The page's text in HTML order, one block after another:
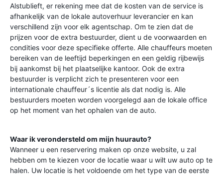
Alstublieft, er rekening mee dat de kosten van de service is
afhankelijk van de lokale autoverhuur leverancier en kan
verschillend zijn voor elk agentschap. Om te zien dat de
prijzen voor de extra bestuurder, dient u de voorwaarden en
condities voor deze specifieke offerte. Alle chauffeurs moeten
bereiken van de leeftijd beperkingen en een geldig rijbewijs
bij aankomst bij het plaatselijke kantoor. Ook de extra
bestuurder is verplicht zich te presenteren voor een
internationale chauffeur´s licentie als dat nodig is. Alle
bestuurders moeten worden voorgelegd aan de lokale office
op het moment van het ophalen van de auto.
Waar ik verondersteld om mijn huurauto?
Wanneer u een reservering maken op onze website, u zal
hebben om te kiezen voor de locatie waar u wilt uw auto op te
halen. Uw locatie is het voldoende om het type van de eerste